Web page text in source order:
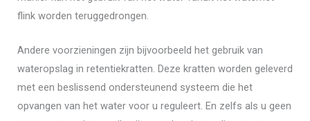
flink worden teruggedrongen.
Andere voorzieningen zijn bijvoorbeeld het gebruik van
wateropslag in retentiekratten. Deze kratten worden geleverd
met een beslissend ondersteunend systeem die het
opvangen van het water voor u reguleert. En zelfs als u geen